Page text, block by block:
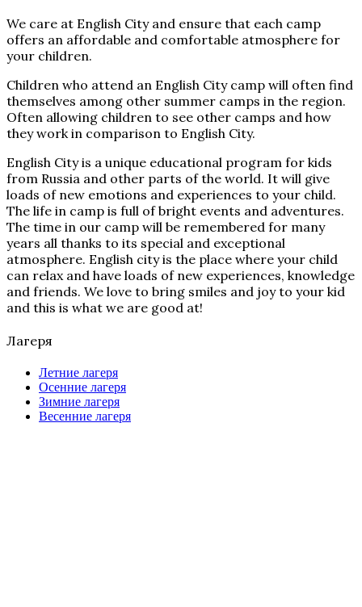
We care at English City and ensure that each camp
offers an affordable and comfortable atmosphere for
your children.
Children who attend an English City camp will often find
themselves among other summer camps in the region.
Often allowing children to see other camps and how
they work in comparison to English City.
English City is a unique educational program for kids
from Russia and other parts of the world. It will give
loads of new emotions and experiences to your child.
The life in camp is full of bright events and adventures.
The time in our camp will be remembered for many
years all thanks to its special and exceptional
atmosphere. English city is the place where your child
can relax and have loads of new experiences, knowledge
and friends. We love to bring smiles and joy to your kid
and this is what we are good at!
Лагеря
Летние лагеря
Осенние лагеря
Зимние лагеря
Весенние лагеря